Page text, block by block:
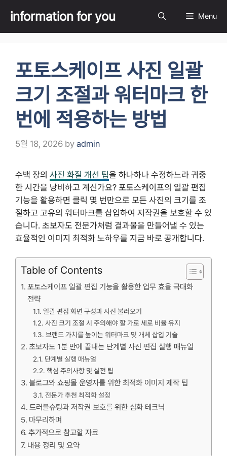
content
information for you Menu
포토스케이프 사진 일괄
크기 조절과 워터마크 한
번에 적용하는 방법
5월 18, 2026 by admin
수백 장의 사진 화질 개선 팁을 하나하나 수정하느라 귀중
한 시간을 낭비하고 계신가요? 포토스케이프의 일괄 편집
기능을 활용하면 클릭 몇 번만으로 모든 사진의 크기를 조
절하고 고유의 워터마크를 삽입하여 저작권을 보호할 수 있
습니다. 초보자도 전문가처럼 결과물을 만들어낼 수 있는
효율적인 이미지 최적화 노하우를 지금 바로 공개합니다.
Table of Contents
포토스케이프 일괄 편집 기능을 활용한 업무 효율 극대화
전략
일괄 편집 화면 구성과 사진 불러오기
사진 크기 조절 시 주의해야 할 가로 세로 비율 유지
브랜드 가치를 높이는 워터마크 및 개체 삽입 기술
초보자도 1분 만에 끝내는 단계별 사진 편집 실행 매뉴얼
단계별 실행 매뉴얼
핵심 주의사항 및 실전 팁
블로그와 쇼핑몰 운영자를 위한 최적화 이미지 제작 팁
전문가 추천 최적화 설정
트러블슈팅과 저작권 보호를 위한 심화 테크닉
마무리하며
추가적으로 참고할 자료
내용 정리 및 요약